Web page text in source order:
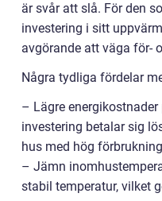
är svår att slå. För den
investering i sitt
avgörande att väga för-
Några tydliga fördelar
– Lägre
investering betalar sig
hus med hög
– Jämn
stabil temperatur, vilket